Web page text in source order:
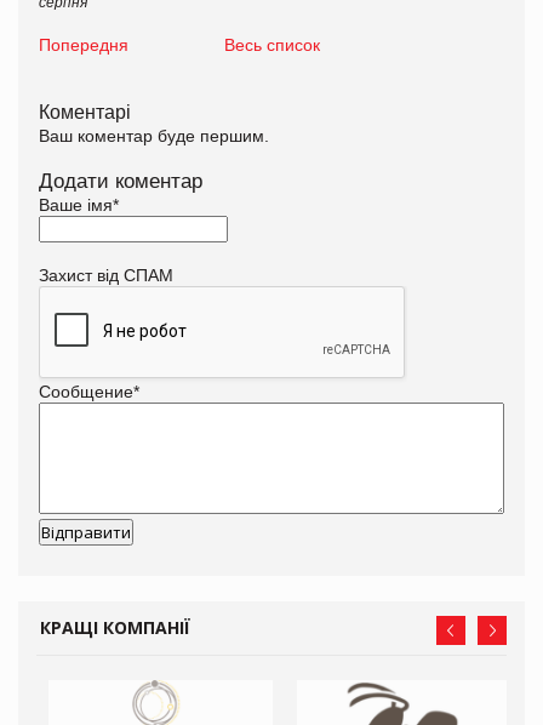
Попередня Весь список
Коментарі
Ваш коментар буде першим.
Додати коментар
Ваше імя*
Захист від СПАМ
Сообщение*
КРАЩІ КОМПАНІЇ